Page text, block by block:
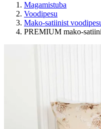
Magamistuba
Voodipesu
Mako-satiinist
PREMIUM mako-